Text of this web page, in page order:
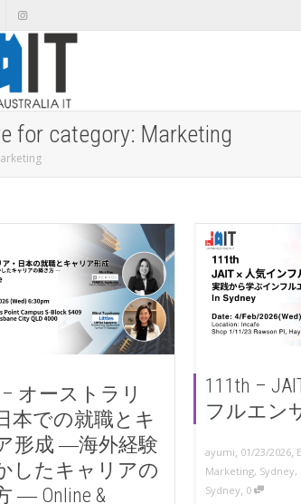
for category: Marketing
– オーストラリ
本での就職とキ
形成 ―海外経験
したキャリアの
― Online &
111th –
フルエン
ayumi, 01/23/2026,
Marketing, Sydney,
Sydney, 0